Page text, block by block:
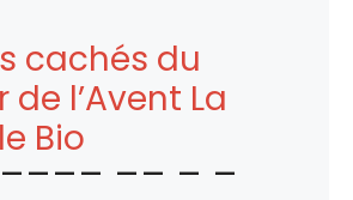
cachés du
l’Avent La
Bio